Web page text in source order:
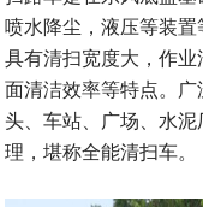
喷水降尘，液压等装
具有清扫宽度大，作
面清洁效率等特点。
头、车站、广场、水
理，堪称全能清扫车。